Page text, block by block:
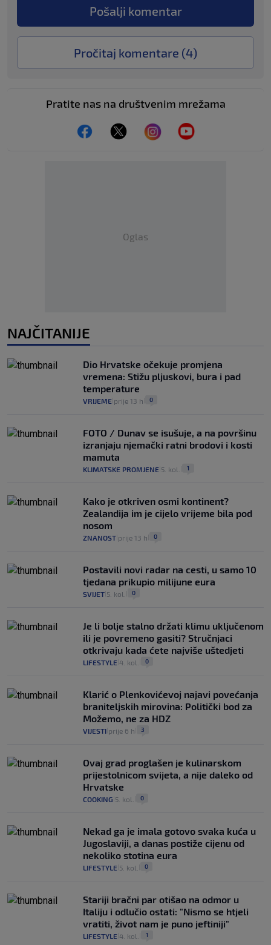
Pošalji komentar
Pročitaj komentare (4)
Pratite nas na društvenim mrežama
Oglas
NAJČITANIJE
Dio Hrvatske očekuje promjena
vremena: Stižu pljuskovi, bura i pad
temperature
VRIJEME prije 13 h 0
FOTO / Dunav se isušuje, a na površinu
izranjaju njemački ratni brodovi i kosti
mamuta
KLIMATSKE PROMJENE 5. kol. 1
Kako je otkriven osmi kontinent?
Zealandija im je cijelo vrijeme bila pod
nosom
ZNANOST prije 13 h 0
Postavili novi radar na cesti, u samo 10
tjedana prikupio milijune eura
SVIJET 5. kol. 0
Je li bolje stalno držati klimu uključenom
ili je povremeno gasiti? Stručnjaci
otkrivaju kada ćete najviše uštedjeti
LIFESTYLE 4. kol. 0
Klarić o Plenkovićevoj najavi povećanja
braniteljskih mirovina: Politički bod za
Možemo, ne za HDZ
VIJESTI prije 6 h 3
Ovaj grad proglašen je kulinarskom
prijestolnicom svijeta, a nije daleko od
Hrvatske
COOKING 5. kol. 0
Nekad ga je imala gotovo svaka kuća u
Jugoslaviji, a danas postiže cijenu od
nekoliko stotina eura
LIFESTYLE 5. kol. 0
Stariji bračni par otišao na odmor u
Italiju i odlučio ostati: "Nismo se htjeli
vratiti, život nam je puno jeftiniji"
LIFESTYLE 4. kol. 1